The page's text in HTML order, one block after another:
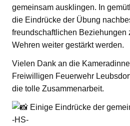
gemeinsam ausklingen. In
die Eindrücke der Übung
freundschaftlichen Beziehungen
Wehren weiter gestärkt werden.
Vielen Dank an die
Freiwilligen Feuerwehr
die tolle Zusammenarbeit.
Einige Eindrücke der
-HS-